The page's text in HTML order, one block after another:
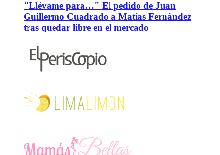
"Llévame para…" El pedido de Juan
Guillermo Cuadrado a Matías Fernández
tras quedar libre en el mercado